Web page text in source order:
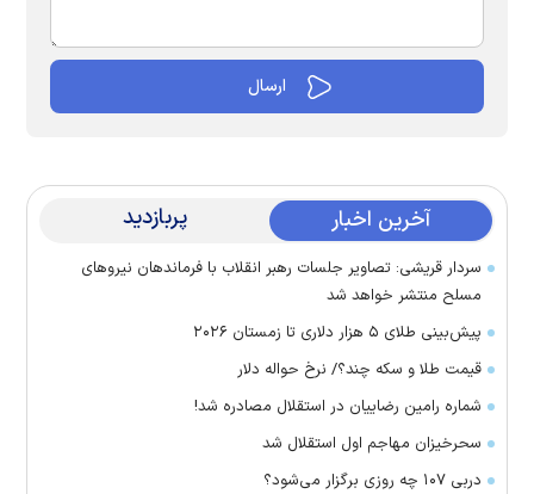
آخرین اخبار پربازدید
سردار قریشی: تصاویر جلسات رهبر انقلاب با فرماندهان نیرو‌های
مسلح منتشر خواهد شد
پیش‌بینی طلای ۵ هزار دلاری تا زمستان ۲۰۲۶
قیمت طلا و سکه چند؟/ نرخ حواله دلار
شماره رامین رضاییان در استقلال مصادره شد!
سحرخیزان مهاجم اول استقلال شد
دربی ۱۰۷ چه روزی برگزار می‌شود؟